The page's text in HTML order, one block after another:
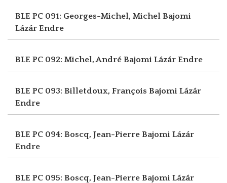
BLE PC 091: Georges-Michel, Michel Bajomi
Lázár Endre
BLE PC 092: Michel, André Bajomi Lázár Endre
BLE PC 093: Billetdoux, François Bajomi Lázár
Endre
BLE PC 094: Boscq, Jean-Pierre Bajomi Lázár
Endre
BLE PC 095: Boscq, Jean-Pierre Bajomi Lázár